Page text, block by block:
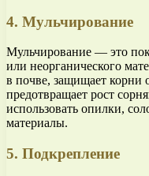
4. Мульчирование
Мульчирование — это
или неорганического
в почве, защищает корни
предотвращает рост
использовать опилки,
материалы.
5. Подкрепление